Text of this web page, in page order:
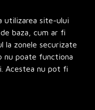
Brass, nickel-
diameter 6 mm ... 8
utilizarea site-ului
baza, cum ar fi
la zonele securizate
nu poate functiona
Acestea nu pot fi